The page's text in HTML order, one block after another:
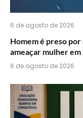
6 de agosto de 2026
Homem é preso
ameaçar mulher em
6 de agosto de 2026